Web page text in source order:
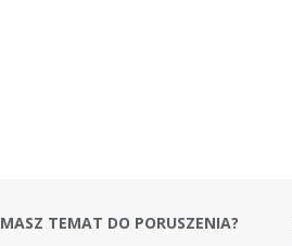
MASZ TEMAT DO PORUSZENIA?